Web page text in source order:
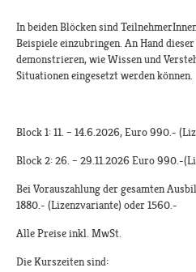
In beiden Blöcken sind
Beispiele einzubringen. An Hand
demonstrieren, wie Wissen und
Situationen eingesetzt werden können.
Block 1: 11. – 14.6.2026, Euro 990.-
Block 2: 26. – 29.11.2026 Euro 990.-
Bei Vorauszahlung der gesamten
1880.- (Lizenzvariante) oder 1560.-
Alle Preise inkl. MwSt.
Die Kurszeiten sind: